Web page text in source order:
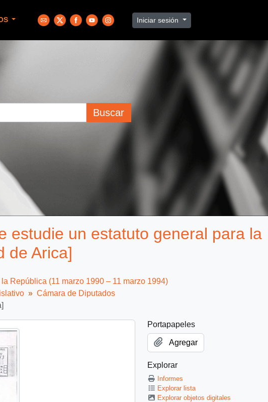
Iniciar sesión
Buscar
estudie un estatuto general para la
de Arica]
República (11 marzo 1990 – 11 marzo 1994)
Cámara de Diputados
Portapapeles
Agregar
Explorar
Informes
Explorar lista
Explorar objetos digitales